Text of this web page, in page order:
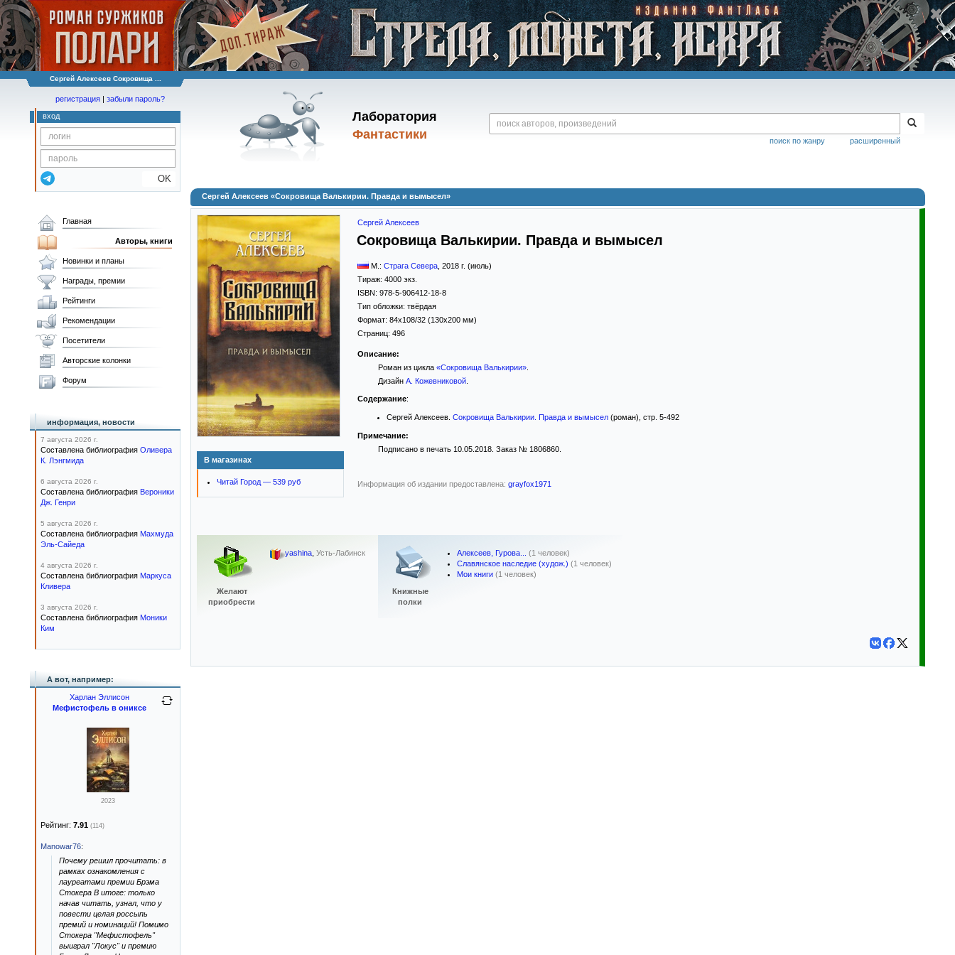
Сергей Алексеев Сокровища ...
Лаборатория
Фантастики
расширенный
поиск по жанру
регистрация | забыли пароль?
вход
OK
Сергей Алексеев «Сокровища Валькирии. Правда и вымысел»
В магазинах
Читай Город — 539 руб
Сергей Алексеев
Сокровища Валькирии. Правда и вымысел
М.: Страга Севера 2018 г. (июль)
Тираж: 4000 экз.
ISBN: 978-5-906412-18-8
Тип обложки: твёрдая
Формат: 84x108/32 (130x200 мм)
Страниц: 496
Описание:
Роман из цикла «Сокровища Валькирии».
Дизайн А. Кожевниковой.
Содержание:
Сергей Алексеев. Сокровища Валькирии. Правда и вымысел (роман), стр. 5-492
Примечание:
Подписано в печать 10.05.2018. Заказ № 1806860.
Информация об издании предоставлена: grayfox1971
Желают
приобрести
yashina, Усть-Лабинск
Книжные
полки
Алексеев, Гурова...
(1 человек)
Славянское наследие (худож.) (1 человек)
Мои книги (1 человек)
Главная
Авторы, книги
Новинки и планы
Награды, премии
Рейтинги
Рекомендации
Посетители
Авторские колонки
Форум
информация, новости
7 августа 2026 г.
Составлена библиография Оливера
К. Лэнгмида
6 августа 2026 г.
Составлена библиография Вероники
Дж. Генри
5 августа 2026 г.
Составлена библиография Махмуда
Эль-Сайеда
4 августа 2026 г.
Составлена библиография Маркуса
Кливера
3 августа 2026 г.
Составлена библиография Моники
Ким
А вот, например:
Харлан Эллисон
Мефистофель в ониксе
2023
Рейтинг: 7.91 (114)
Manowar76:
Почему решил прочитать: в
рамках ознакомления с
лауреатами премии Брэма
Стокера В итоге: только
начав читать, узнал, что у
повести целая россыпь
премий и номинаций! Помимо
Стокера "Мефистофель"
выиграл "Локус" и премию